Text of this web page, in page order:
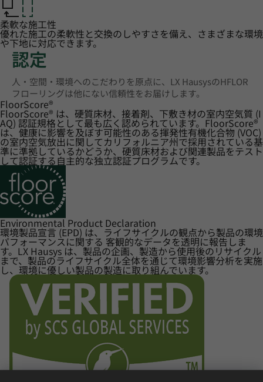
柔軟な施工性
優れた施工の柔軟性と交換のしやすさを備え、さまざまな環境
や下地に対応できます。
認定
人・空間・環境へのこだわりを原点に、LX HausysのHFLOR
フローリングは他にない信頼性をお届けします。
FloorScore®
FloorScore® は、硬質床材、接着剤、下敷き材の室内空気質 (I
AQ) 認証規格として最も広く認められています。FloorScore®
は、健康に影響を及ぼす可能性のある揮発性有機化合物 (VOC)
の室内空気放出に関してカリフォルニア州で採用されている基
準に準拠しているかどうか、硬質床材および関連製品をテスト
して認証する自主的な独立認証プログラムです。
Environmental Product Declaration
環境製品宣言 (EPD) は、ライフサイクルの観点から製品の環境
パフォーマンスに関する 客観的なデータを透明に報告しま
す。LX Hausys は、製品の企画、製造から使用後のリサイクル
まで、製品のライフサイクル全体を通じて環境影響分析を実施
し、環境に優しい製品の製造に取り組んでいます。